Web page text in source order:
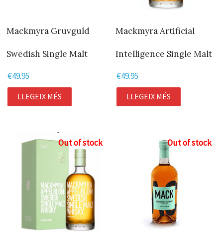
Mackmyra Gruvguld
Swedish Single Malt
€49.95
LLEGEIX MÉS
Mackmyra Artificial
Intelligence Single Malt
€49.95
LLEGEIX MÉS
Out of stock Out of stock